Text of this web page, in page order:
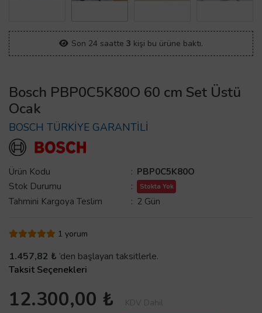
Son 24 saatte 3 kişi bu ürüne baktı.
Bosch PBP0C5K80O 60 cm Set Üstü
Ocak
BOSCH TÜRKİYE GARANTİLİ
Ürün Kodu : PBP0C5K80O
Stok Durumu
: Stokta Yok
Tahmini Kargoya Teslim : 2 Gün
1 yorum
1.457,82 ₺ ’den başlayan taksitlerle.
Taksit Seçenekleri
12.300,00 ₺ KDV Dahil